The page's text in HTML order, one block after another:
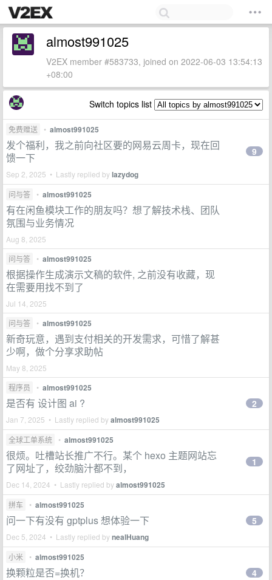
almost991025
V2EX member #583733, joined on 2022-06-03 13:54:13
+08:00
Switch topics list
免费赠送 • almost991025
发个福利，我之前向社区要的网易云周卡，现在回
馈一下
Sep 2, 2025 • Lastly replied bylazydog
9
问与答 • almost991025
有在闲鱼模块工作的朋友吗？想了解技术栈、团队
氛围与业务情况
Aug 8, 2025
问与答
• almost991025
根据操作生成演示文稿的软件, 之前没有收藏，现
在需要用找不到了
Jul 14, 2025
问与答
• almost991025
新奇玩意，遇到支付相关的开发需求，可惜了解甚
少啊，做个分享求助帖
May 8, 2025
程序员
• almost991025
是否有 设计图 ai ?
Jan 7, 2025 • Lastly replied byalmost991025
2
全球工单系统 • almost991025
很烦。吐槽站长推广不行。某个 hexo 主题网站忘
了网址了，绞劲脑汁都不到，
Dec 14, 2024 • Lastly replied byalmost991025
1
拼车 • almost991025
问一下有没有 gptplus 想体验一下
Dec 5, 2024 • Lastly replied bynealHuang
5
小米 • almost991025
换颗粒是否=换机？ 4